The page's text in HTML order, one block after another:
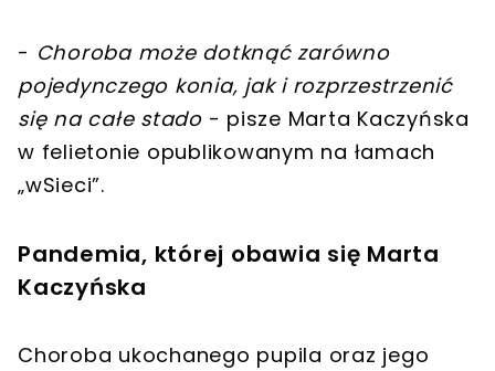
- Choroba może dotknąć zarówno
pojedynczego konia, jak i rozprzestrzenić
się na całe stado- pisze Marta Kaczyńska
w felietonie opublikowanym na łamach
„wSieci”.
Pandemia, której obawia się Marta
Kaczyńska
Choroba ukochanego pupila oraz jego